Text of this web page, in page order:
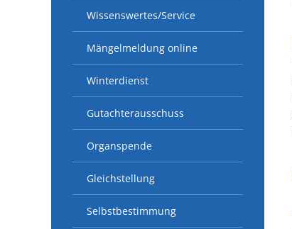
Wissenswertes/Service
Mängelmeldung online
Winterdienst
Gutachterausschuss
Organspende
Gleichstellung
Selbstbestimmung